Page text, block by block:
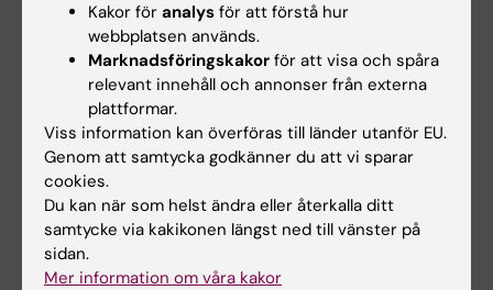
Tags
ANA Futura
Innehållsgranskare:
Elli Mouchtaridi
Redaktör:Sara Bruce
Sidan uppdaterad:
Kakor för analys för att förstå hur
webbplatsen används.
Marknadsföringskakor för att visa och spåra
relevant innehåll och annonser från externa
plattformar.
Viss information kan överföras till länder utanför EU.
Genom att samtycka godkänner du att vi sparar
cookies.
Du kan när som helst ändra eller återkalla ditt
samtycke via kakikonen längst ned till vänster på
sidan.
Mer information om våra kakor